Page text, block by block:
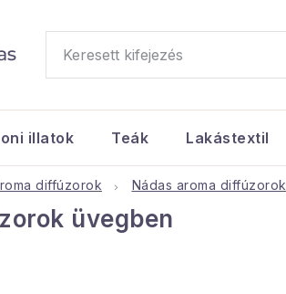
illatok Teák Lakástextil
diffúzorok Nádas aroma diffúzorok
üvegben